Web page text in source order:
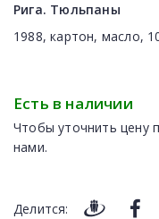
Рига. Тюльпаны
1988, картон, масло,
Есть в наличии
Чтобы уточнить цену
нами.
Делится: